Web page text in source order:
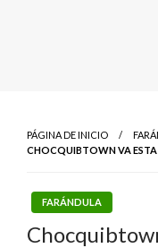
PÁGINA DE INICIO
CHOCQUIBTOWN VA
FARÁNDULA